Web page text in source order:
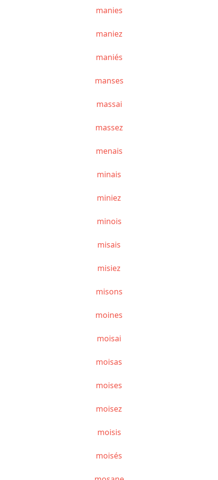
manies
maniez
maniés
manses
massai
massez
menais
minais
miniez
minois
misais
misiez
misons
moines
moisai
moisas
moises
moisez
moisis
moisés